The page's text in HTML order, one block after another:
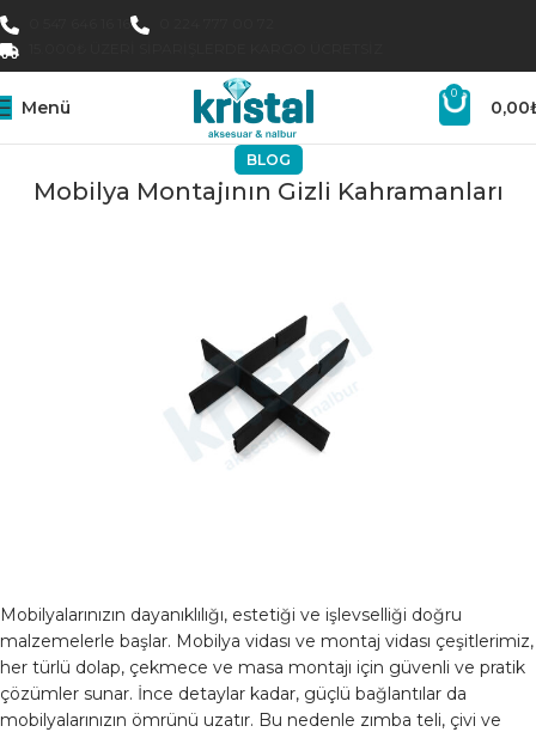
Menü
0
0,00
BLOG
Mobilya Montajının Gizli Kahramanları
Mobilyalarınızın dayanıklılığı, estetiği ve işlevselliği doğru
malzemelerle başlar. Mobilya vidası ve montaj vidası çeşitlerimiz,
her türlü dolap, çekmece ve masa montajı için güvenli ve pratik
çözümler sunar. İnce detaylar kadar, güçlü bağlantılar da
mobilyalarınızın ömrünü uzatır. Bu nedenle zımba teli, çivi ve